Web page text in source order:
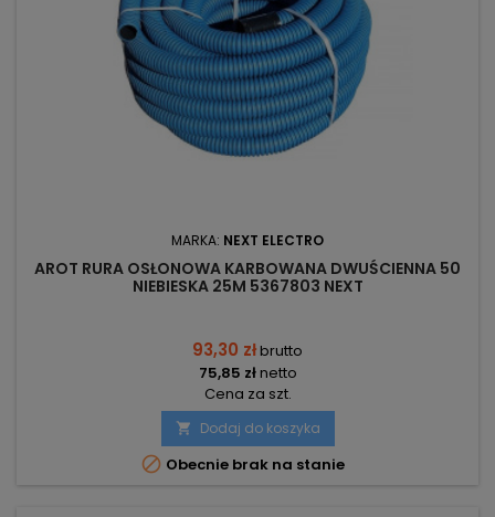
MARKA: NEXT ELECTRO
AROT RURA OSŁONOWA KARBOWANA DWUŚCIENNA 50
NIEBIESKA 25M 5367803 NEXT
93,30 złbrutto
75,85 złnetto
Cena za szt.
 Dodaj do koszyka
 Obecnie brak na stanie